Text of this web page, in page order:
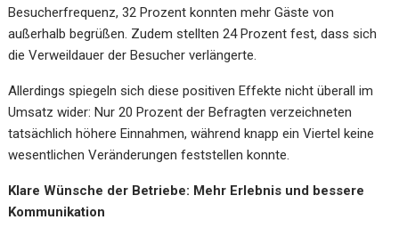
Besucherfrequenz, 32 Prozent konnten mehr Gäste von
außerhalb begrüßen. Zudem stellten 24 Prozent fest, dass sich
die Verweildauer der Besucher verlängerte.
Allerdings spiegeln sich diese positiven Effekte nicht überall im
Umsatz wider: Nur 20 Prozent der Befragten verzeichneten
tatsächlich höhere Einnahmen, während knapp ein Viertel keine
wesentlichen Veränderungen feststellen konnte.
Klare Wünsche der Betriebe: Mehr Erlebnis und bessere
Kommunikation